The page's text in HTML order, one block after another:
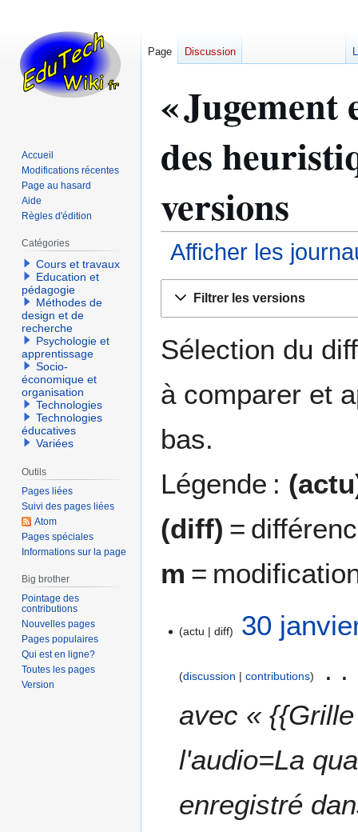
«
des
versions
Afficher les
navigation
recherche
Filtrer les versions
Sélection du
à comparer et
bas.
Légende :
(diff) =
m =
actu diff 30
discussion contributions
avec «
l'audio=La
enregistré
Page Discussion
Accueil
Modifications récentes
Page au hasard
Aide
Règles d'édition
Catégories
Cours et travaux
Education et
pédagogie
Méthodes de
design et de
recherche
Psychologie et
apprentissage
Socio-
économique et
organisation
Technologies
Technologies
éducatives
Variées
Outils
Pages liées
Suivi des pages liées
Atom
Pages spéciales
Informations sur la page
Big brother
Pointage des
contributions
Nouvelles pages
Pages populaires
Qui est en ligne?
Toutes les pages
Version